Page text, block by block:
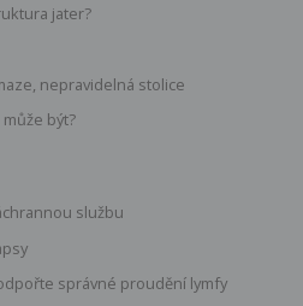
jater?
nepravidelná stolice
být?
službu
správné proudění lymfy